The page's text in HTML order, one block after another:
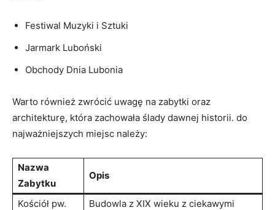
Festiwal Muzyki i Sztuki
Jarmark Luboński
Obchody Dnia Lubonia
Warto również zwrócić uwagę na zabytki oraz
architekturę, która zachowała ślady dawnej historii. do
najważniejszych miejsc należy:
Nazwa
Zabytku
Opis
Kościół pw.
Budowla z XIX wieku z ciekawymi